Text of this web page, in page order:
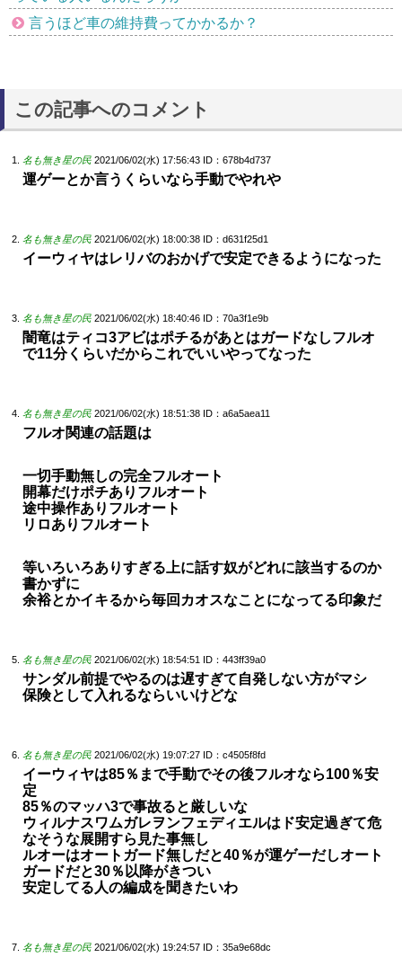
言うほど車の維持費ってかかるか？
この記事へのコメント
名も無き星の民 2021/06/02(水) 17:56:43 ID：678b4d737
運ゲーとか言うくらいなら手動でやれや
名も無き星の民 2021/06/02(水) 18:00:38 ID：d631f25d1
イーウィヤはレリバのおかげで安定できるようになった
名も無き星の民 2021/06/02(水) 18:40:46 ID：70a3f1e9b
闇竜はティコ3アビはポチるがあとはガードなしフルオ
で11分くらいだからこれでいいやってなった
名も無き星の民 2021/06/02(水) 18:51:38 ID：a6a5aea11
フルオ関連の話題は
一切手動無しの完全フルオート
開幕だけポチありフルオート
途中操作ありフルオート
リロありフルオート
等いろいろありすぎる上に話す奴がどれに該当するのか
書かずに
余裕とかイキるから毎回カオスなことになってる印象だ
名も無き星の民 2021/06/02(水) 18:54:51 ID：443ff39a0
サンダル前提でやるのは遅すぎて自発しない方がマシ
保険として入れるならいいけどな
名も無き星の民 2021/06/02(水) 19:07:27 ID：c4505f8fd
イーウィヤは85％まで手動でその後フルオなら100％安
定
85％のマッハ3で事故ると厳しいな
ウィルナスワムガレヲンフェディエルはド安定過ぎて危
なそうな展開すら見た事無し
ルオーはオートガード無しだと40％が運ゲーだしオート
ガードだと30％以降がきつい
安定してる人の編成を聞きたいわ
名も無き星の民 2021/06/02(水) 19:24:57 ID：35a9e68dc